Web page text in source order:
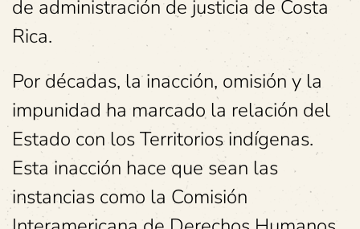
de administración de justicia de Costa
Rica.
Por décadas, la inacción, omisión y la
impunidad ha marcado la relación del
Estado con los Territorios indígenas.
Esta inacción hace que sean las
instancias como la Comisión